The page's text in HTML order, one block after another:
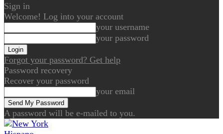
Sign in
Welcome! Log into your account
your username
your password
Forgot your password? Get help
Password recovery
Recover your password
your email
A password will be e-mailed to you.